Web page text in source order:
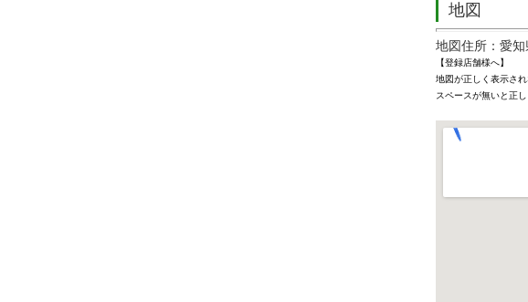
地図
地図住所：愛
【登録店舗様へ】
地図が正しく表示さ
スペースが無いと正